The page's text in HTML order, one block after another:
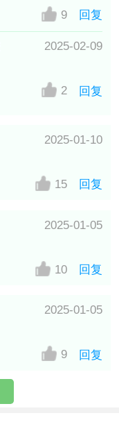
9 回复
2025-02-09
2 回复
2025-01-10
15 回复
2025-01-05
10 回复
2025-01-05
9 回复